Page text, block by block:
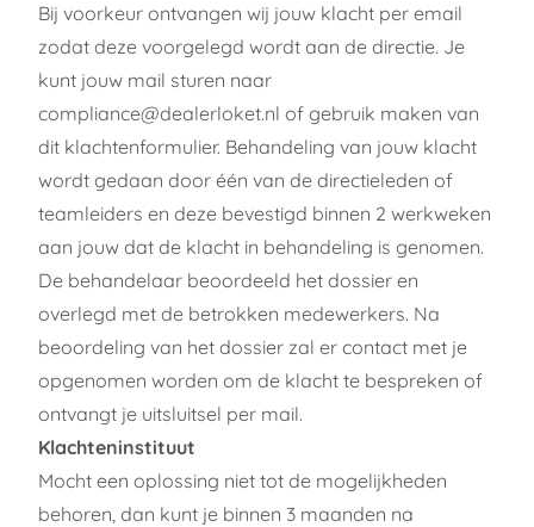
Bij voorkeur ontvangen wij jouw klacht per email
zodat deze voorgelegd wordt aan de directie. Je
kunt jouw mail sturen naar
compliance@dealerloket.nl of gebruik maken van
dit klachtenformulier. Behandeling van jouw klacht
wordt gedaan door één van de directieleden of
teamleiders en deze bevestigd binnen 2 werkweken
aan jouw dat de klacht in behandeling is genomen.
De behandelaar beoordeeld het dossier en
overlegd met de betrokken medewerkers. Na
beoordeling van het dossier zal er contact met je
opgenomen worden om de klacht te bespreken of
ontvangt je uitsluitsel per mail.
Klachteninstituut
Mocht een oplossing niet tot de mogelijkheden
behoren, dan kunt je binnen 3 maanden na